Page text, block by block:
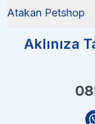
Atakan Petshop
Aklınıza